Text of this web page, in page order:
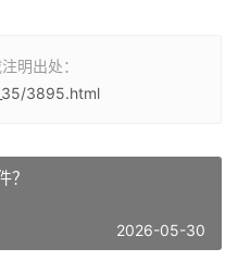
明出处：
3895.html
？
2026-05-30